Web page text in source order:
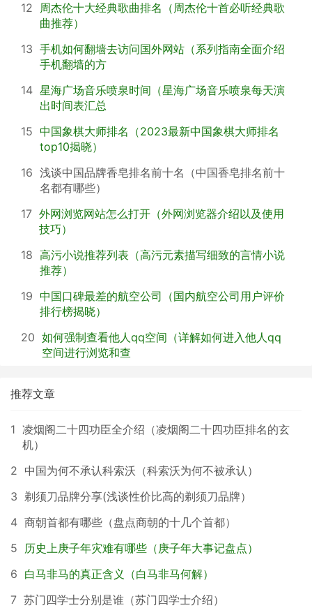
12 周杰伦十大经典歌曲排名（周杰伦十首必听经典歌
曲推荐）
13 手机如何翻墙去访问国外网站（系列指南全面介绍
手机翻墙的方
14 星海广场音乐喷泉时间（星海广场音乐喷泉每天演
出时间表汇总
15 中国象棋大师排名（2023最新中国象棋大师排名
top10揭晓）
16 浅谈中国品牌香皂排名前十名（中国香皂排名前十
名都有哪些）
17 外网浏览网站怎么打开（外网浏览器介绍以及使用
技巧）
18 高污小说推荐列表（高污元素描写细致的言情小说
推荐）
19 中国口碑最差的航空公司（国内航空公司用户评价
排行榜揭晓）
20 如何强制查看他人qq空间（详解如何进入他人qq
空间进行浏览和查
推荐文章
1 凌烟阁二十四功臣全介绍（凌烟阁二十四功臣排名的玄
机）
2 中国为何不承认科索沃（科索沃为何不被承认）
3 剃须刀品牌分享(浅谈性价比高的剃须刀品牌）
4 商朝首都有哪些（盘点商朝的十几个首都）
5 历史上庚子年灾难有哪些（庚子年大事记盘点）
6 白马非马的真正含义（白马非马何解）
7 苏门四学士分别是谁（苏门四学士介绍）